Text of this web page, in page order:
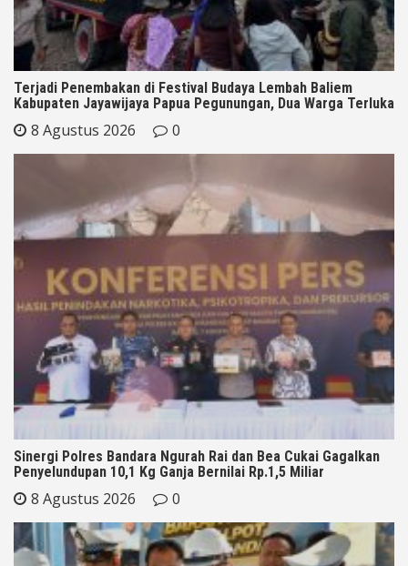
Terjadi Penembakan di Festival Budaya Lembah Baliem
Kabupaten Jayawijaya Papua Pegunungan, Dua Warga Terluka
8 Agustus 2026 0
Sinergi Polres Bandara Ngurah Rai dan Bea Cukai Gagalkan
Penyelundupan 10,1 Kg Ganja Bernilai Rp.1,5 Miliar
8 Agustus 2026 0